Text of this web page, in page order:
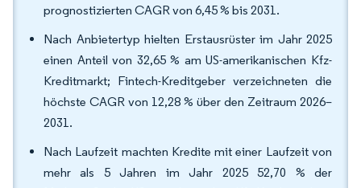
prognostizierten CAGR von 6,45 % bis 2031.
Nach Anbietertyp hielten Erstausrüster im Jahr 2025
einen Anteil von 32,65 % am US-amerikanischen Kfz-
Kreditmarkt; Fintech-Kreditgeber verzeichneten die
höchste CAGR von 12,28 % über den Zeitraum 2026–
2031.
Nach Laufzeit machten Kredite mit einer Laufzeit von
mehr als 5 Jahren im Jahr 2025 52,70 % der